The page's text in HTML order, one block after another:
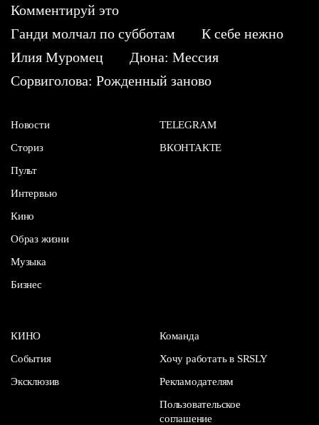
Комментируй это
Ганди молчал по субботам
К себе нежно
Илия Муромец
Дюна: Мессия
Сорвиголова: Рожденный заново
Новости
Сториз
Пульт
Интервью
Кино
Образ жизни
Музыка
Бизнес
TELEGRAM
ВКОНТАКТЕ
КИНО
События
Эксклюзив
Команда
Хочу работать в SRSLY
Рекламодателям
Пользовательское
соглашение